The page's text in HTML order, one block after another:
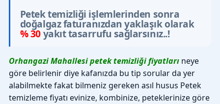
Petek temizliği işlemlerinden sonra
doğalgaz faturanızdan yaklaşık olarak
% 30yakıt tasarrufu sağlarsınız..!
Orhangazi Mahallesi petek temizliği fiyatlarıneye
göre belirlenir diye kafanızda bu tip sorular da yer
alabilmekte fakat bilmeniz gereken asıl husus Petek
temizleme fiyatı evinize, kombinize, peteklerinize göre